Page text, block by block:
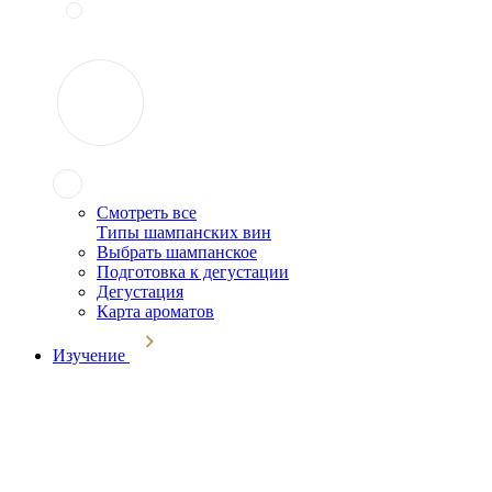
Смотреть все
Типы шампанских вин
Выбрать шампанское
Подготовка к дегустации
Дегустация
Карта ароматов
Изучение